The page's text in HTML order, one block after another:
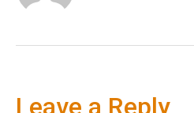
Leave a Reply